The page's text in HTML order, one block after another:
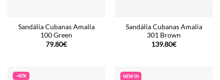
Sandália Cubanas Amalia
100 Green
79.80€
Sandália Cubanas Amalia
301 Brown
139.80€
-40%
NEW IN